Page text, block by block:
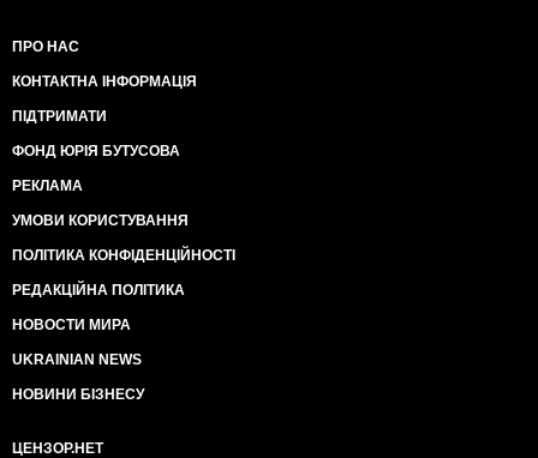
ПРО НАС
КОНТАКТНА ІНФОРМАЦІЯ
ПІДТРИМАТИ
ФОНД ЮРІЯ БУТУСОВА
РЕКЛАМА
УМОВИ КОРИСТУВАННЯ
ПОЛІТИКА КОНФІДЕНЦІЙНОСТІ
РЕДАКЦІЙНА ПОЛІТИКА
НОВОСТИ МИРА
UKRAINIAN NEWS
НОВИНИ БІЗНЕСУ
ЦЕНЗОР.НЕТ